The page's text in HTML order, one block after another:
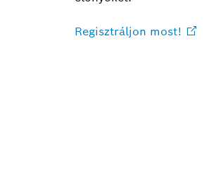
Regisztráljon most!